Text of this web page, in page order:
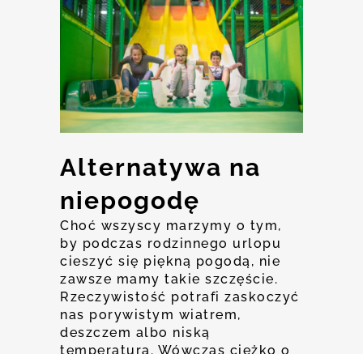
Alternatywa na
niepogodę
Choć wszyscy marzymy o tym,
by podczas rodzinnego urlopu
cieszyć się piękną pogodą, nie
zawsze mamy takie szczęście.
Rzeczywistość potrafi zaskoczyć
nas porywistym wiatrem,
deszczem albo niską
temperaturą. Wówczas ciężko o